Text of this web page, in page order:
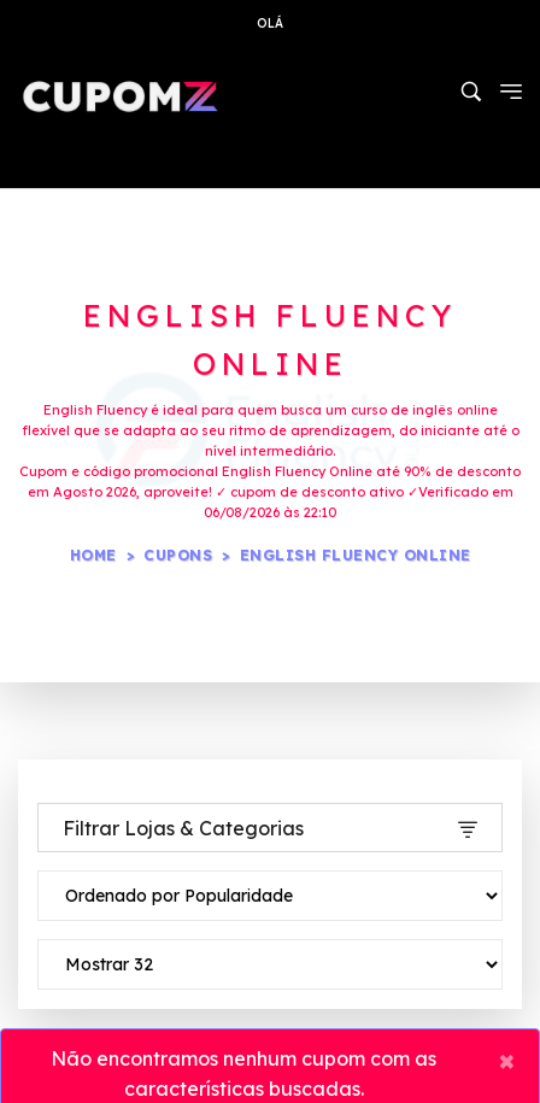
OLÁ
ENGLISH FLUENCY
ONLINE
English Fluency é ideal para quem busca um curso de inglês online
flexível que se adapta ao seu ritmo de aprendizagem, do iniciante até o
nível intermediário.
Cupom e código promocional English Fluency Online até 90% de desconto
em Agosto 2026, aproveite! ✓ cupom de desconto ativo ✓Verificado em
06/08/2026 às 22:10
HOME CUPONS ENGLISH FLUENCY ONLINE
Filtrar Lojas & Categorias
Não encontramos nenhum cupom com as
características buscadas.
×